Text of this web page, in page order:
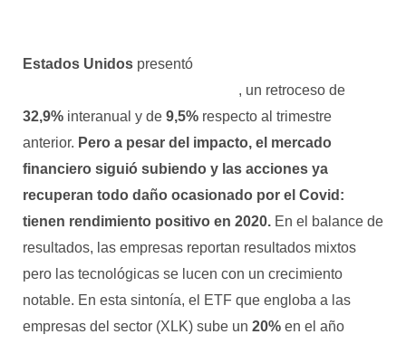
Estados Unidos presentó
, un retroceso de
32,9% interanual y de 9,5% respecto al trimestre
anterior. Pero a pesar del impacto, el mercado
financiero siguió subiendo y las acciones ya
recuperan todo daño ocasionado por el Covid:
tienen rendimiento positivo en 2020. En el balance de
resultados, las empresas reportan resultados mixtos
pero las tecnológicas se lucen con un crecimiento
notable. En esta sintonía, el ETF que engloba a las
empresas del sector (XLK) sube un 20% en el año